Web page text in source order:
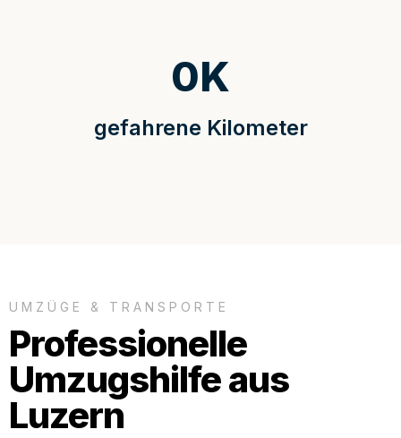
gefahrene Kilometer
0K
UMZÜGE & TRANSPORTE
Professionelle
Umzugshilfe aus
Luzern